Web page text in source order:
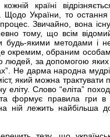
країні
Щодо України, то
Звичайно, вона
тому, що всім відомий
будь-якими методами і
окремим, обраним
людей, за допомогою
Не дарма народна
який можна трактувати
еліту. Слово “еліта”
формує правила гри в
ній лежить найбільша